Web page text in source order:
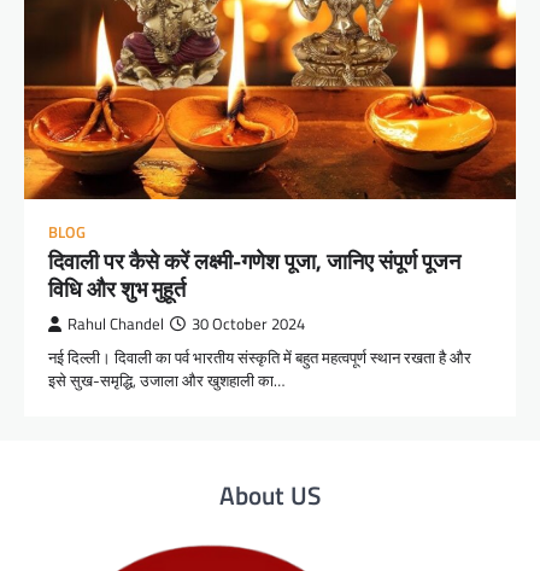
BLOG
दिवाली पर कैसे करें लक्ष्मी-गणेश पूजा, जानिए संपूर्ण पूजन
विधि और शुभ मुहूर्त
Rahul Chandel 30 October 2024
नई दिल्ली। दिवाली का पर्व भारतीय संस्कृति में बहुत महत्वपूर्ण स्थान रखता है और
इसे सुख-समृद्धि, उजाला और खुशहाली का…
About US